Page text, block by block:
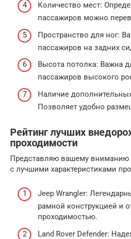
Количество мест:
пассажиров можно
Пространство для ног:
пассажиров на задних
Высота потолка: Важна
пассажиров высокого
Наличие
Позволяет удобно
Рейтинг лучших
проходимости
Представляю вашему
с лучшими характеристиками
Jeep Wrangler:
рамной конструкцией и
проходимостью.
Land Rover Defender: